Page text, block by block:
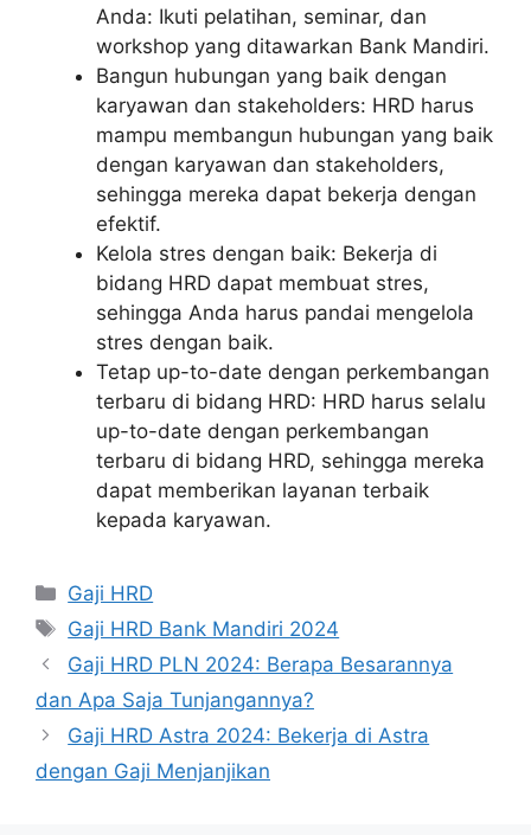
Anda: Ikuti pelatihan, seminar, dan
workshop yang ditawarkan Bank Mandiri.
Bangun hubungan yang baik dengan
karyawan dan stakeholders: HRD harus
mampu membangun hubungan yang baik
dengan karyawan dan stakeholders,
sehingga mereka dapat bekerja dengan
efektif.
Kelola stres dengan baik: Bekerja di
bidang HRD dapat membuat stres,
sehingga Anda harus pandai mengelola
stres dengan baik.
Tetap up-to-date dengan perkembangan
terbaru di bidang HRD: HRD harus selalu
up-to-date dengan perkembangan
terbaru di bidang HRD, sehingga mereka
dapat memberikan layanan terbaik
kepada karyawan.
Kategori
Gaji HRD
Tag
Gaji HRD Bank Mandiri 2024
Gaji HRD PLN 2024: Berapa Besarannya
dan Apa Saja Tunjangannya?
Gaji HRD Astra 2024: Bekerja di Astra
dengan Gaji Menjanjikan